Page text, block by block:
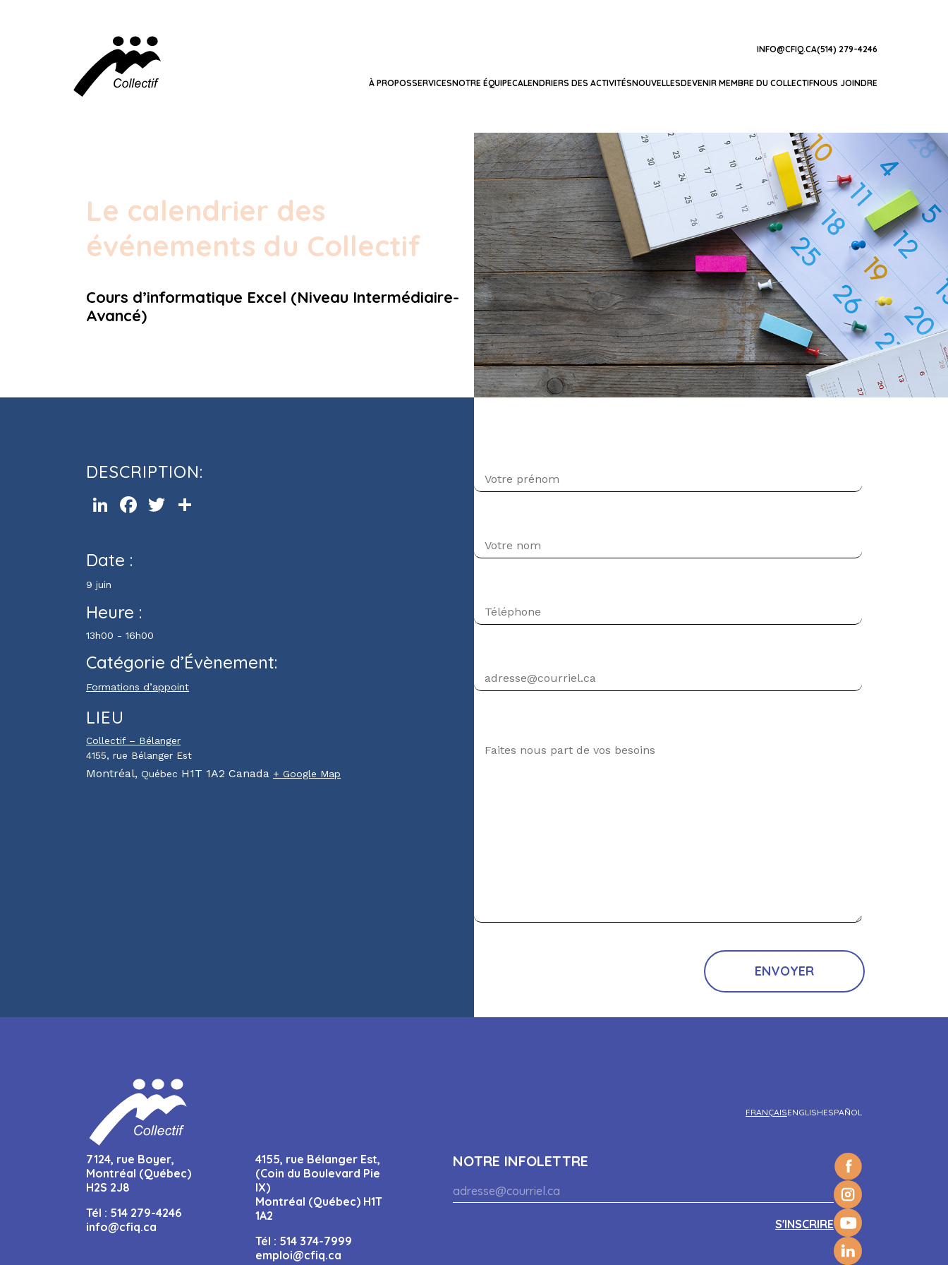
INFO@CFIQ.CA(514) 279-4246
À PROPOSSERVICESNOTRE ÉQUIPECALENDRIERS DES ACTIVITÉSNOUVELLESDEVENIR MEMBRE DU COLLECTIFNOUS JOINDRE
Le calendrier des
événements du Collectif
Cours d’informatique Excel (Niveau Intermédiaire-
Avancé)
DESCRIPTION:
LinkedInFacebookTwitter
Date :
9 juin
Heure :
13h00 - 16h00
Catégorie d’Évènement:
Formations d’appoint
LIEU
Collectif – Bélanger
4155, rue Bélanger Est
Montréal, Québec H1T 1A2 Canada + Google Map
FRANÇAISENGLISHESPAÑOL
7124, rue Boyer,
Montréal (Québec)
H2S 2J8
Tél : 514 279-4246
info@cfiq.ca
4155, rue Bélanger Est,
(Coin du Boulevard Pie
IX)
Montréal (Québec) H1T
1A2
Tél : 514 374-7999
emploi@cfiq.ca
NOTRE INFOLETTRE